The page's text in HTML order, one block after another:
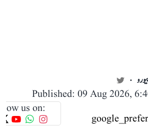
Published: 09 Aug 2026,
us on: